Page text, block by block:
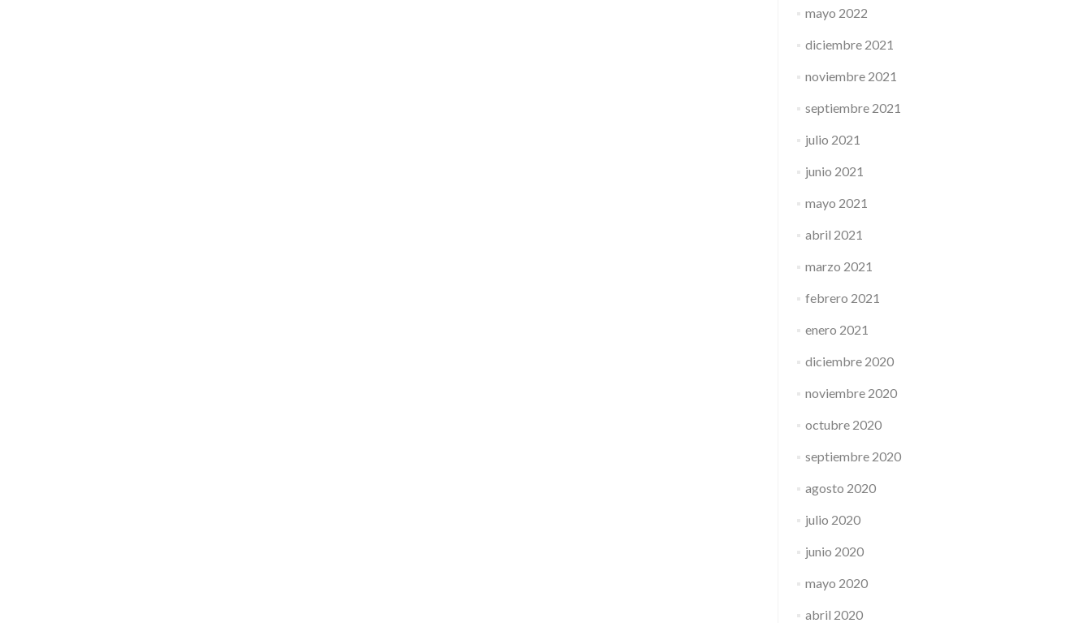
mayo 2022
diciembre 2021
noviembre 2021
septiembre 2021
julio 2021
junio 2021
mayo 2021
abril 2021
marzo 2021
febrero 2021
enero 2021
diciembre 2020
noviembre 2020
octubre 2020
septiembre 2020
agosto 2020
julio 2020
junio 2020
mayo 2020
abril 2020